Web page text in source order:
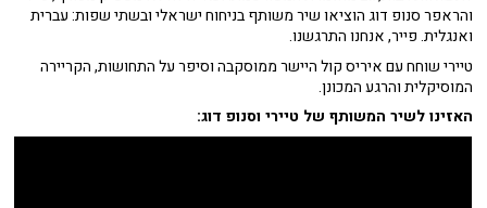
והראפר סנופ דוג הוציאו שיר משותף בניחוח ישראלי ובשתי שפות: עברית
ואנגלית. פייר, אנחנו התרגשנו.
טיירי שוחח עם איריס קול היישר ממוסקבה וסיפר על התחושות, הקריירה
המוסיקלית והרגע המכונן.
האזינו לשיר המשותף של טיירי וסנופ דוג: